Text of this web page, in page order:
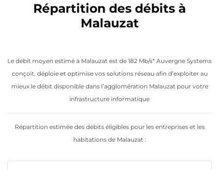
Répartition des débits à
Malauzat
Le débit moyen estimé à Malauzat est de 182 Mb/s* Auvergne Systems
conçoit, déploie et optimise vos solutions réseau afin d’exploiter au
mieux le débit disponible dans l’agglomération Malauzat pour votre
infrastructure informatique
Répartition estimée des débits éligibles pour les entreprises et les
habitations de Malauzat :